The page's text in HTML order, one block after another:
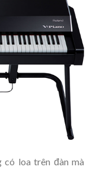
có loa trên đàn mà